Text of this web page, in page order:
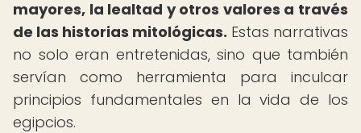
mayores, la lealtad y otros valores a través
de las historias mitológicas. Estas narrativas
no solo eran entretenidas, sino que también
servían como herramienta para inculcar
principios fundamentales en la vida de los
egipcios.